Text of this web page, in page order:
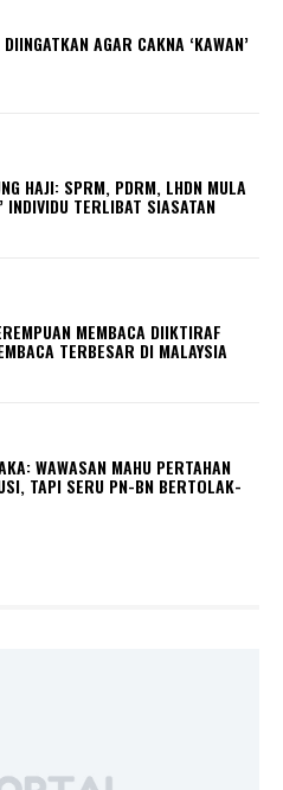
AGAR CAKNA ‘KAWAN’
HAJI: SPRM, PDRM, LHDN MULA
INDIVIDU TERLIBAT SIASATAN
MEMBACA DIIKTIRAF
TERBESAR DI MALAYSIA
WAWASAN MAHU PERTAHAN
TAPI SERU PN-BN BERTOLAK-